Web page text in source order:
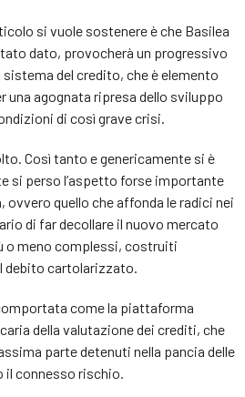
si vuole sostenere è che Basilea
dato, provocherà un progressivo
del credito, che è elemento
una agognata ripresa dello sviluppo
di così grave crisi.
Così tanto e genericamente si è
si perso l’aspetto forse importante
ovvero quello che affonda le radici nei
di far decollare il nuovo mercato
o meno complessi, costruiti
cartolarizzato.
come la piattaforma
della valutazione dei crediti, che
parte detenuti nella pancia delle
il connesso rischio.